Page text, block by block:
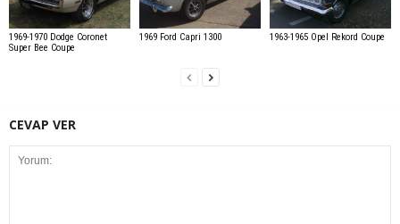
1969-1970 Dodge Coronet
Super Bee Coupe
1969 Ford Capri 1300 1963-1965 Opel Rekord Coupe
CEVAP VER